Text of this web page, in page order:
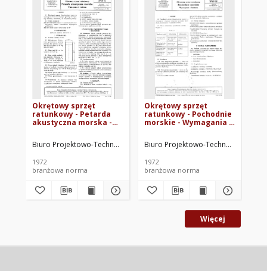
Okrętowy sprzęt
ratunkowy - Petarda
akustyczna morska -
BN-72/3765-31
Biuro Projektowo-Technologiczne Morskich Stoczni Remontowych.
1972
branżowa norma
Okrętowy sprzęt
ratunkowy - Pochodnie
morskie - Wymagania i
Biuro Projektowo-Technologiczne
1972
branżowa norma
Więcej